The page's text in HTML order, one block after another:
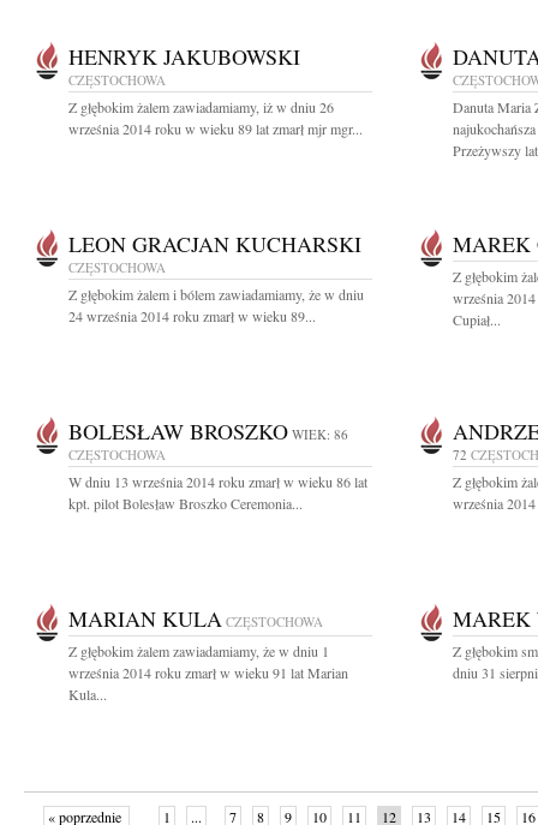
HENRYK JAKUBOWSKI
CZĘSTOCHOWA
Z głębokim żalem zawiadamiamy, iż w dniu 26
września 2014 roku w wieku 89 lat zmarł mjr mgr...
Danuta Maria
Przeżywszy
LEON GRACJAN KUCHARSKI
CZĘSTOCHOWA
Z głębokim żalem i bólem zawiadamiamy, że w dniu
24 września 2014 roku zmarł w wieku 89...
MAREK
Z głębokim
września
Cupiał...
BOLESŁAW BROSZKO WIEK: 86
CZĘSTOCHOWA
W dniu 13 września 2014 roku zmarł w wieku 86 lat
kpt. pilot Bolesław Broszko Ceremonia...
72
Z głębokim
września
MARIAN KULA CZĘSTOCHOWA
Z głębokim żalem zawiadamiamy, że w dniu 1
września 2014 roku zmarł w wieku 91 lat Marian
Kula...
MAREK
Z głębokim
dniu 31
« poprzednie 1 ... 7 8 9 10 11 12 13 14 15 16